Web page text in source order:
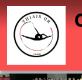
Panneau de